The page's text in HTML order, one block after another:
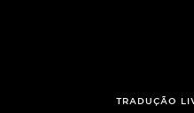
TRADUÇÃO